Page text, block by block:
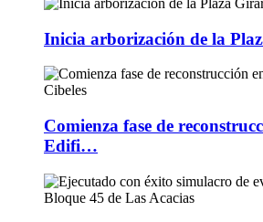
Inicia arborización de la
Comienza fase de
Edifi…